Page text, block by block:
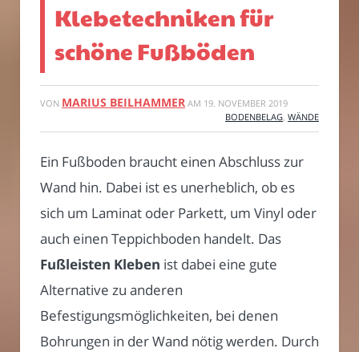
Klebetechniken für
schöne Fußböden
VON MARIUS BEILHAMMER AM 19. NOVEMBER 2019
BODENBELAG WÄNDE
Ein Fußboden braucht einen Abschluss zur
Wand hin. Dabei ist es unerheblich, ob es
sich um Laminat oder Parkett, um Vinyl oder
auch einen Teppichboden handelt. Das
Fußleisten Kleben ist dabei eine gute
Alternative zu anderen
Befestigungsmöglichkeiten, bei denen
Bohrungen in der Wand nötig werden. Durch